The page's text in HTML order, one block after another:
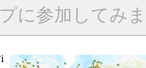
に参加してみ